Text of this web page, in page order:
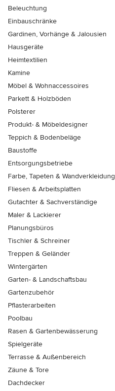
Beleuchtung
Einbauschränke
Gardinen, Vorhänge & Jalousien
Hausgeräte
Heimtextilien
Kamine
Möbel & Wohnaccessoires
Parkett & Holzböden
Polsterer
Produkt- & Möbeldesigner
Teppich & Bodenbeläge
Baustoffe
Entsorgungsbetriebe
Farbe, Tapeten & Wandverkleidung
Fliesen & Arbeitsplatten
Gutachter & Sachverständige
Maler & Lackierer
Planungsbüros
Tischler & Schreiner
Treppen & Geländer
Wintergärten
Garten- & Landschaftsbau
Gartenzubehör
Pflasterarbeiten
Poolbau
Rasen & Gartenbewässerung
Spielgeräte
Terrasse & Außenbereich
Zäune & Tore
Dachdecker